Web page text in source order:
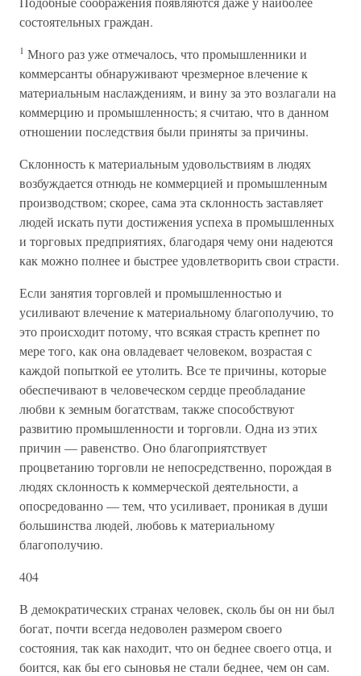
состоятельных граждан.
1 Много раз уже отмечалось, что промышленники и
коммерсанты обнаруживают чрезмерное влечение к
материальным наслаждениям, и вину за это возлагали на
коммерцию и промышленность; я считаю, что в данном
отношении последствия были приняты за причины.
Склонность к материальным удовольствиям в людях
возбуждается отнюдь не коммерцией и промышленным
производством; скорее, сама эта склонность заставляет
людей искать пути достижения успеха в промышленных
и торговых предприятиях, благодаря чему они надеются
как можно полнее и быстрее удовлетворить свои страсти.
Если занятия торговлей и промышленностью и
усиливают влечение к материальному благополучию, то
это происходит потому, что всякая страсть крепнет по
мере того, как она овладевает человеком, возрастая с
каждой попыткой ее утолить. Все те причины, которые
обеспечивают в человеческом сердце преобладание
любви к земным богатствам, также способствуют
развитию промышленности и торговли. Одна из этих
причин — равенство. Оно благоприятствует
процветанию торговли не непосредственно, порождая в
людях склонность к коммерческой деятельности, а
опосредованно — тем, что усиливает, проникая в души
большинства людей, любовь к материальному
благополучию.
404
В демократических странах человек, сколь бы он ни был
богат, почти всегда недоволен размером своего
состояния, так как находит, что он беднее своего отца, и
боится, как бы его сыновья не стали беднее, чем он сам.